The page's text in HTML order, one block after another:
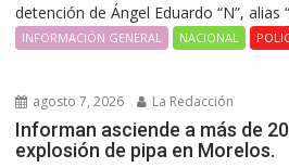
detención de Ángel Eduardo “N”, alias
INFORMACIÓN GENERAL NACIONAL
agosto 7, 2026 La Redacción
Informan asciende a más de
explosión de pipa en Morelos.